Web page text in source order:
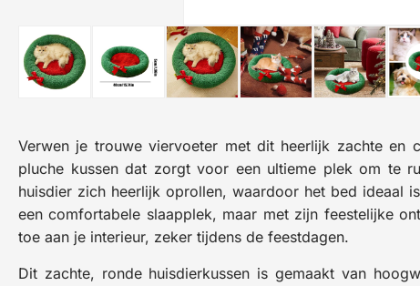
Verwen je trouwe viervoeter met dit heerlijk zachte en
pluche kussen dat zorgt voor een ultieme plek om te
huisdier zich heerlijk oprollen, waardoor het bed ideaal
een comfortabele slaapplek, maar met zijn feestelijke
toe aan je interieur, zeker tijdens de feestdagen.
Dit zachte, ronde huisdierkussen is gemaakt van